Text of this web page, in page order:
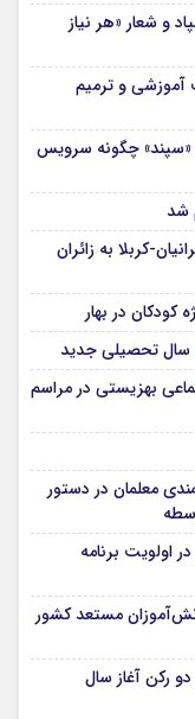
و شعار «هر نیاز
آموزشی و ترمیم
«سپند» چگونه سرویس
کربلا به زائران
در بهار
سال تحصیلی جدید
بهزیستی در مراسم
معلمان در دستور
اولویت برنامه
مستعد کشور
رکن آغاز سال